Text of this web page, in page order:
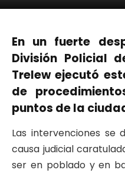
En un fuerte
División Policial
Trelew ejecutó
de
puntos de la
Las intervenciones se
causa judicial
ser en poblado y en